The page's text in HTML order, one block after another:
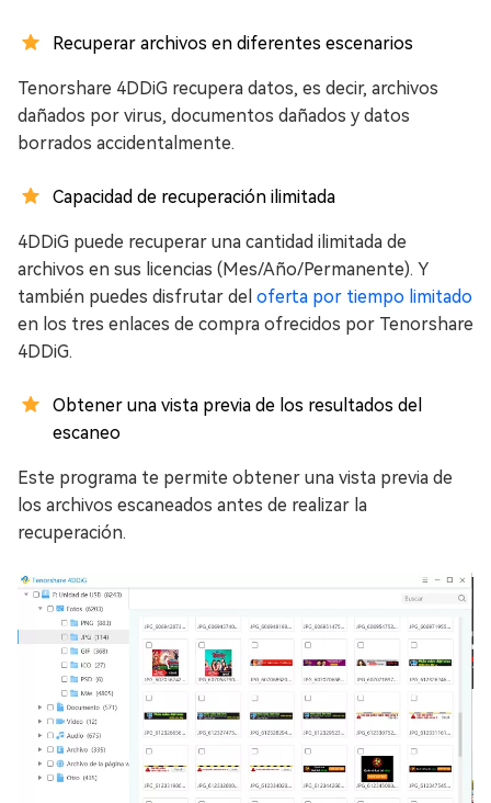
Recuperar archivos en diferentes escenarios
Tenorshare 4DDiG recupera datos, es decir, archivos
dañados por virus, documentos dañados y datos
borrados accidentalmente.
Capacidad de recuperación ilimitada
4DDiG puede recuperar una cantidad ilimitada de
archivos en sus licencias (Mes/Año/Permanente). Y
también puedes disfrutar del oferta por tiempo limitado
en los tres enlaces de compra ofrecidos por Tenorshare
4DDiG.
Obtener una vista previa de los resultados del
escaneo
Este programa te permite obtener una vista previa de
los archivos escaneados antes de realizar la
recuperación.